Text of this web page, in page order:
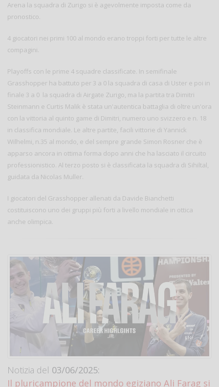
Arena la squadra di Zurigo si è agevolmente imposta come da
pronostico.
4 giocatori nei primi 100 al mondo erano troppi forti per tutte le altre
compagini.
Playoffs con le prime 4 squadre classificate. In semifinale
Grasshopper ha battuto per 3 a 0 la squadra di casa di Uster e poi in
finale 3 a 0 la squadra di Airgate Zurigo, ma la partita tra Dimitri
Steinmann e Curtis Malik è stata un'autentica battaglia di oltre un'ora
con la vittoria al quinto game di Dimitri, numero uno svizzero e n. 18
in classifica mondiale. Le altre partite, facili vittorie di Yannick
Wilhelmi, n.35 al mondo, e del sempre grande Simon Rosner che è
apparso ancora in ottima forma dopo anni che ha lasciato il circuito
professionistico. Al terzo posto si è classificata la squadra di Sihiltal,
guidata da Nicolas Muller.
I giocatori del Grasshopper allenati da Davide Bianchetti
costituiscono uno dei gruppi più forti a livello mondiale in ottica
anche olimpica.
Notizia del 03/06/2025:
Il pluricampione del mondo egiziano Ali Farag si